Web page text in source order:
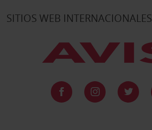
SITIOS WEB INTERNACIONALES